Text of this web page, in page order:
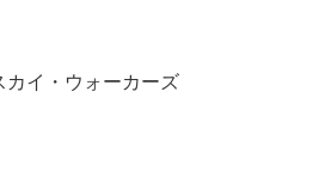
イ・ウォーカーズ